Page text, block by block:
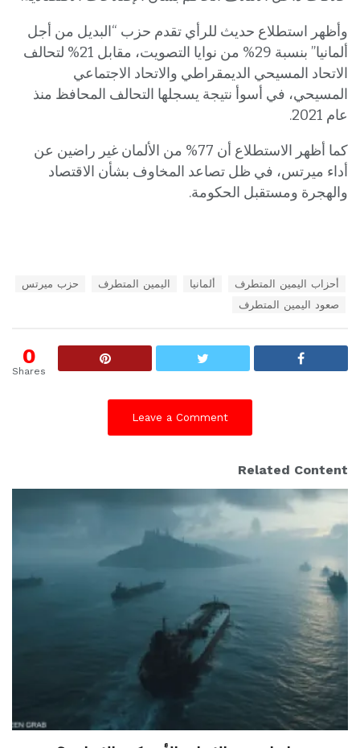
وأظهر استطلاع حديث للرأي تقدم حزب “البديل من أجل
ألمانيا” بنسبة 29% من نوايا التصويت، مقابل 21% لتحالف
الاتحاد المسيحي الديمقراطي والاتحاد الاجتماعي
المسيحي، في أسوأ نتيجة يسجلها التحالف المحافظ منذ
عام 2021.
كما أظهر الاستطلاع أن 77% من الألمان غير راضين عن
أداء ميرتس، في ظل تصاعد المخاوف بشأن الاقتصاد
والهجرة ومستقبل الحكومة.
Tأحزاب اليمين المتطرف ألمانيا اليمين المتطرف
حزب ميرتس
صعود اليمين المتطرف
0
Shares
Leave a Comment
Related Content